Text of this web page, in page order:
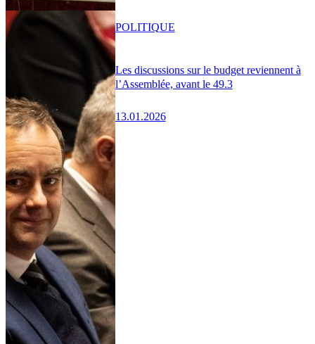
Les discussions sur le budget reviennent à
l’Assemblée, avant le 49.3
13.01.2026
POLITIQUE